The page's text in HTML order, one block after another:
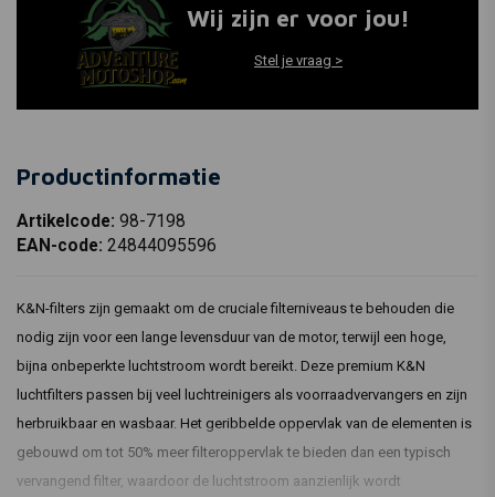
Wij zijn er voor jou!
Stel je vraag >
Productinformatie
Artikelcode: 98-7198
EAN-code: 24844095596
K&N-filters zijn gemaakt om de cruciale filterniveaus te behouden die
nodig zijn voor een lange levensduur van de motor, terwijl een hoge,
bijna onbeperkte luchtstroom wordt bereikt. Deze premium K&N
luchtfilters passen bij veel luchtreinigers als voorraadvervangers en zijn
herbruikbaar en wasbaar. Het geribbelde oppervlak van de elementen is
gebouwd om tot 50% meer filteroppervlak te bieden dan een typisch
vervangend filter, waardoor de luchtstroom aanzienlijk wordt